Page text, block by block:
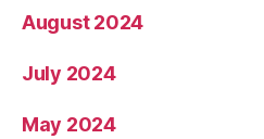
August 2024
July 2024
May 2024